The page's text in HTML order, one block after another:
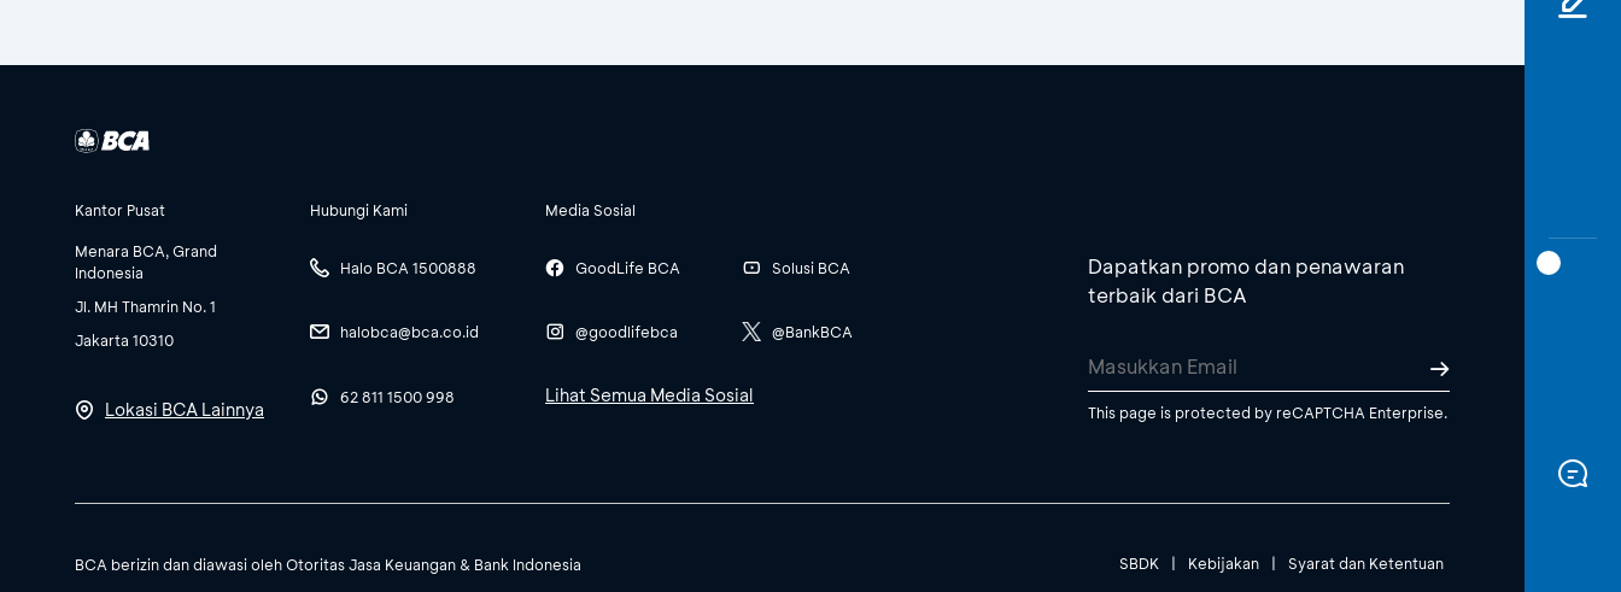
Kantor Pusat
Menara BCA, Grand
Indonesia
Jl. MH Thamrin No. 1
Jakarta 10310
Lokasi BCA Lainnya
Hubungi Kami
Halo BCA 1500888
halobca@bca.co.id
62 811 1500 998
Media Sosial
GoodLife BCA
@goodlifebca
Solusi BCA
@BankBCA
Lihat Semua Media Sosial
Dapatkan promo dan penawaran
terbaik dari BCA
This page is protected by reCAPTCHA Enterprise.
SBDK | Kebijakan | Syarat dan Ketentuan
BCA berizin dan diawasi oleh Otoritas Jasa Keuangan & Bank Indonesia